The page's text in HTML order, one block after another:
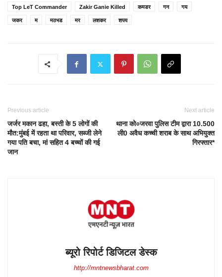
Top LeT Commander Zakir Ganie Killed कमडर गन गय
जकर म मठभड मर लशकर शपय
Previous article
जर्जर मकान ढहा, बस्ती के 5 लोगों की
मौत:मुंबई में रहता था परिवार, सब्जी लेने
गया पति बचा, मां सहित 4 बच्चों की गई
जान
Next article
थाना को०जरवा पुलिस टीम द्वारा 10.500
ली0 अवैध कच्ची शराब के साथ अभियुक्त
गिरफ्तार*
ब्यूरो रिपोर्ट डिजिटल डेस्क
http://mntnewsbharat.com